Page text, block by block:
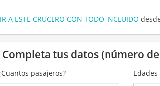
IR A ESTE CRUCERO CON TODO INCLUIDO
Completa tus datos (número
pasajeros?